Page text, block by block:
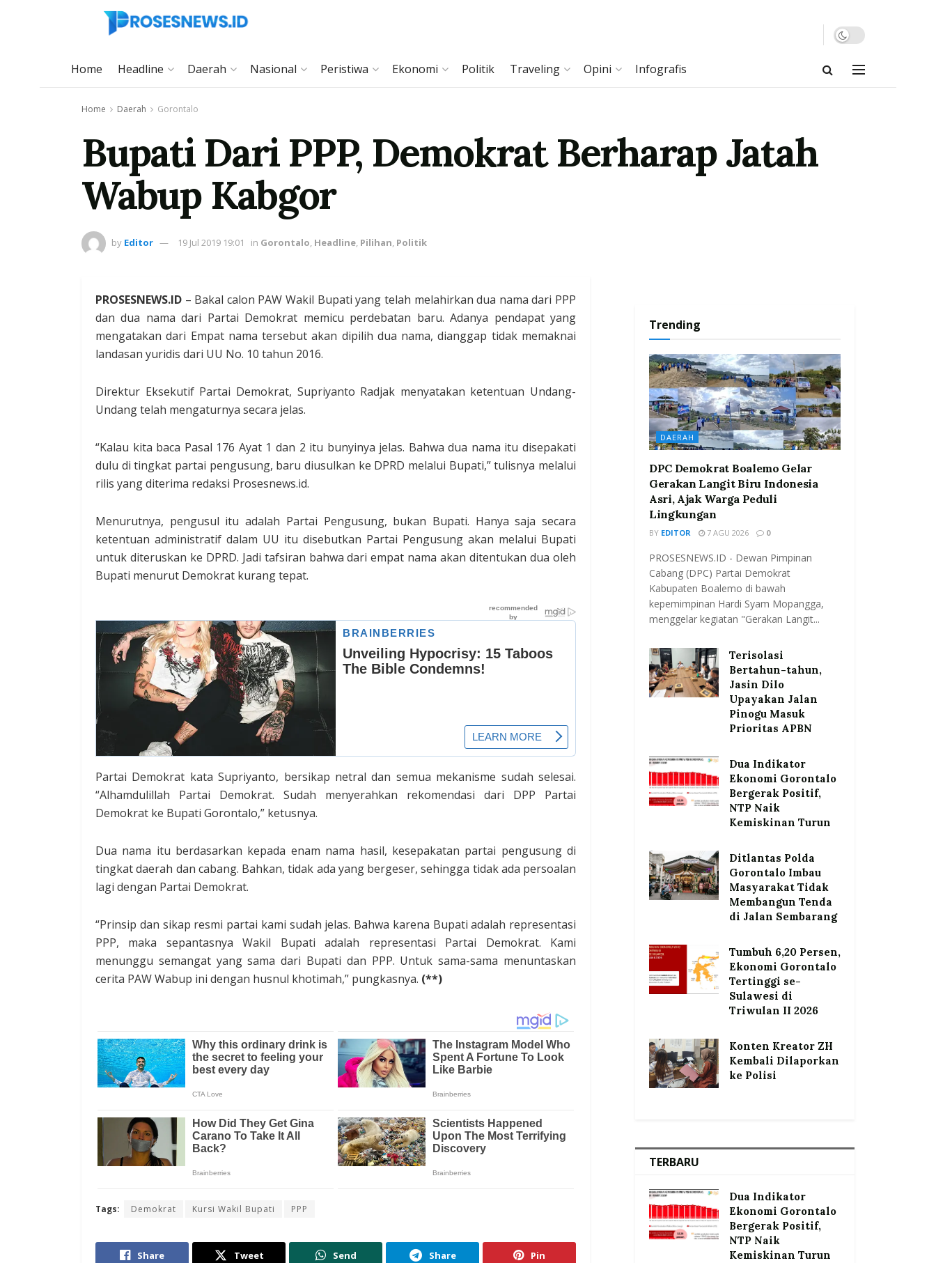
Home Headline Daerah Nasional Peristiwa Ekonomi Politik Traveling Opini Infografis
Home Daerah Gorontalo
Bupati Dari PPP, Demokrat Berharap Jatah
Wabup Kabgor
by Editor 19 Jul 2019 19:01 in Gorontalo, Headline, Pilihan, Politik
PROSESNEWS.ID – Bakal calon PAW Wakil Bupati yang telah melahirkan dua nama dari PPP
dan dua nama dari Partai Demokrat memicu perdebatan baru. Adanya pendapat yang
mengatakan dari Empat nama tersebut akan dipilih dua nama, dianggap tidak memaknai
landasan yuridis dari UU No. 10 tahun 2016.
Direktur Eksekutif Partai Demokrat, Supriyanto Radjak menyatakan ketentuan Undang-
Undang telah mengaturnya secara jelas.
“Kalau kita baca Pasal 176 Ayat 1 dan 2 itu bunyinya jelas. Bahwa dua nama itu disepakati
dulu di tingkat partai pengusung, baru diusulkan ke DPRD melalui Bupati,” tulisnya melalui
rilis yang diterima redaksi Prosesnews.id.
Menurutnya, pengusul itu adalah Partai Pengusung, bukan Bupati. Hanya saja secara
ketentuan administratif dalam UU itu disebutkan Partai Pengusung akan melalui Bupati
untuk diteruskan ke DPRD. Jadi tafsiran bahwa dari empat nama akan ditentukan dua oleh
Bupati menurut Demokrat kurang tepat.
Partai Demokrat kata Supriyanto, bersikap netral dan semua mekanisme sudah selesai.
“Alhamdulillah Partai Demokrat. Sudah menyerahkan rekomendasi dari DPP Partai
Demokrat ke Bupati Gorontalo,” ketusnya.
Dua nama itu berdasarkan kepada enam nama hasil, kesepakatan partai pengusung di
tingkat daerah dan cabang. Bahkan, tidak ada yang bergeser, sehingga tidak ada persoalan
lagi dengan Partai Demokrat.
“Prinsip dan sikap resmi partai kami sudah jelas. Bahwa karena Bupati adalah representasi
PPP, maka sepantasnya Wakil Bupati adalah representasi Partai Demokrat. Kami
menunggu semangat yang sama dari Bupati dan PPP. Untuk sama-sama menuntaskan
cerita PAW Wabup ini dengan husnul khotimah,” pungkasnya. (**)
Tags: Demokrat Kursi Wakil Bupati PPP
Share Tweet Send Share Pin
Trending
DAERAH
DPC Demokrat Boalemo Gelar
Gerakan Langit Biru Indonesia
Asri, Ajak Warga Peduli
Lingkungan
BY EDITOR 7 AGU 2026 0
PROSESNEWS.ID - Dewan Pimpinan
Cabang (DPC) Partai Demokrat
Kabupaten Boalemo di bawah
kepemimpinan Hardi Syam Mopangga,
menggelar kegiatan "Gerakan Langit...
Terisolasi
Bertahun-tahun,
Jasin Dilo
Upayakan Jalan
Pinogu Masuk
Prioritas APBN
Dua Indikator
Ekonomi Gorontalo
Bergerak Positif,
NTP Naik
Kemiskinan Turun
Ditlantas Polda
Gorontalo Imbau
Masyarakat Tidak
Membangun Tenda
di Jalan Sembarang
Tumbuh 6,20 Persen,
Ekonomi Gorontalo
Tertinggi se-
Sulawesi di
Triwulan II 2026
Konten Kreator ZH
Kembali Dilaporkan
ke Polisi
TERBARU
Dua Indikator
Ekonomi Gorontalo
Bergerak Positif,
NTP Naik
Kemiskinan Turun